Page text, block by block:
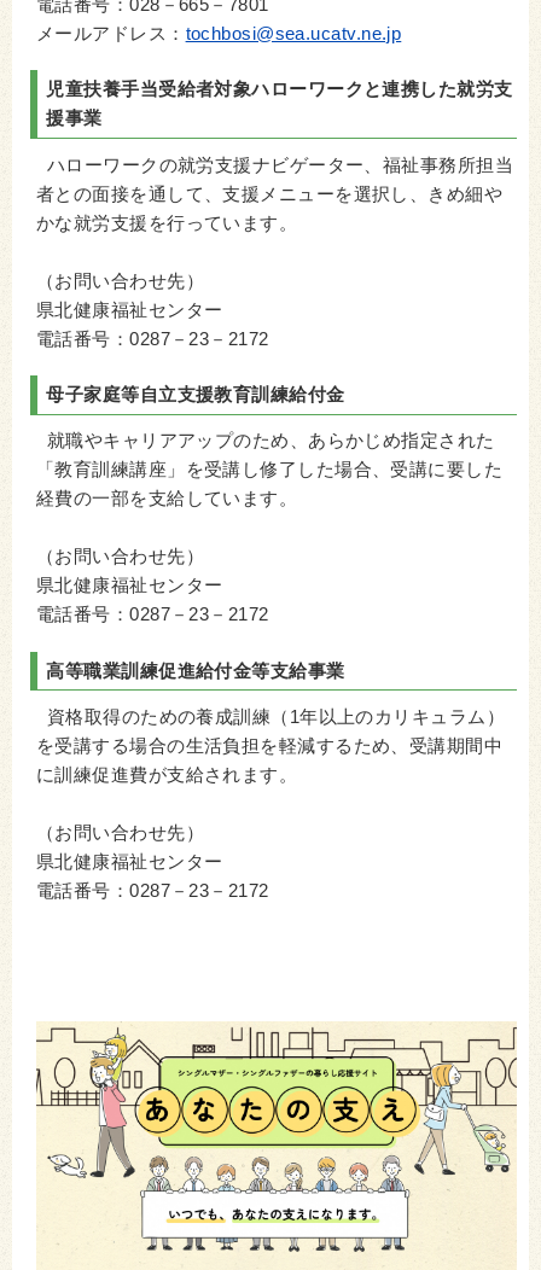
電話番号：028－665－7801
メールアドレス： tochbosi@sea.ucatv.ne.jp
児童扶養手当受給者対象ハローワークと連携した就労支
援事業
ハローワークの就労支援ナビゲーター、福祉事務所担当
者との面接を通して、支援メニューを選択し、きめ細や
かな就労支援を行っています。
（お問い合わせ先）
県北健康福祉センター
電話番号：0287－23－2172
母子家庭等自立支援教育訓練給付金
就職やキャリアアップのため、あらかじめ指定された
「教育訓練講座」を受講し修了した場合、受講に要した
経費の一部を支給しています。
（お問い合わせ先）
県北健康福祉センター
電話番号：0287－23－2172
高等職業訓練促進給付金等支給事業
資格取得のための養成訓練（1年以上のカリキュラム）
を受講する場合の生活負担を軽減するため、受講期間中
に訓練促進費が支給されます。
（お問い合わせ先）
県北健康福祉センター
電話番号：0287－23－2172